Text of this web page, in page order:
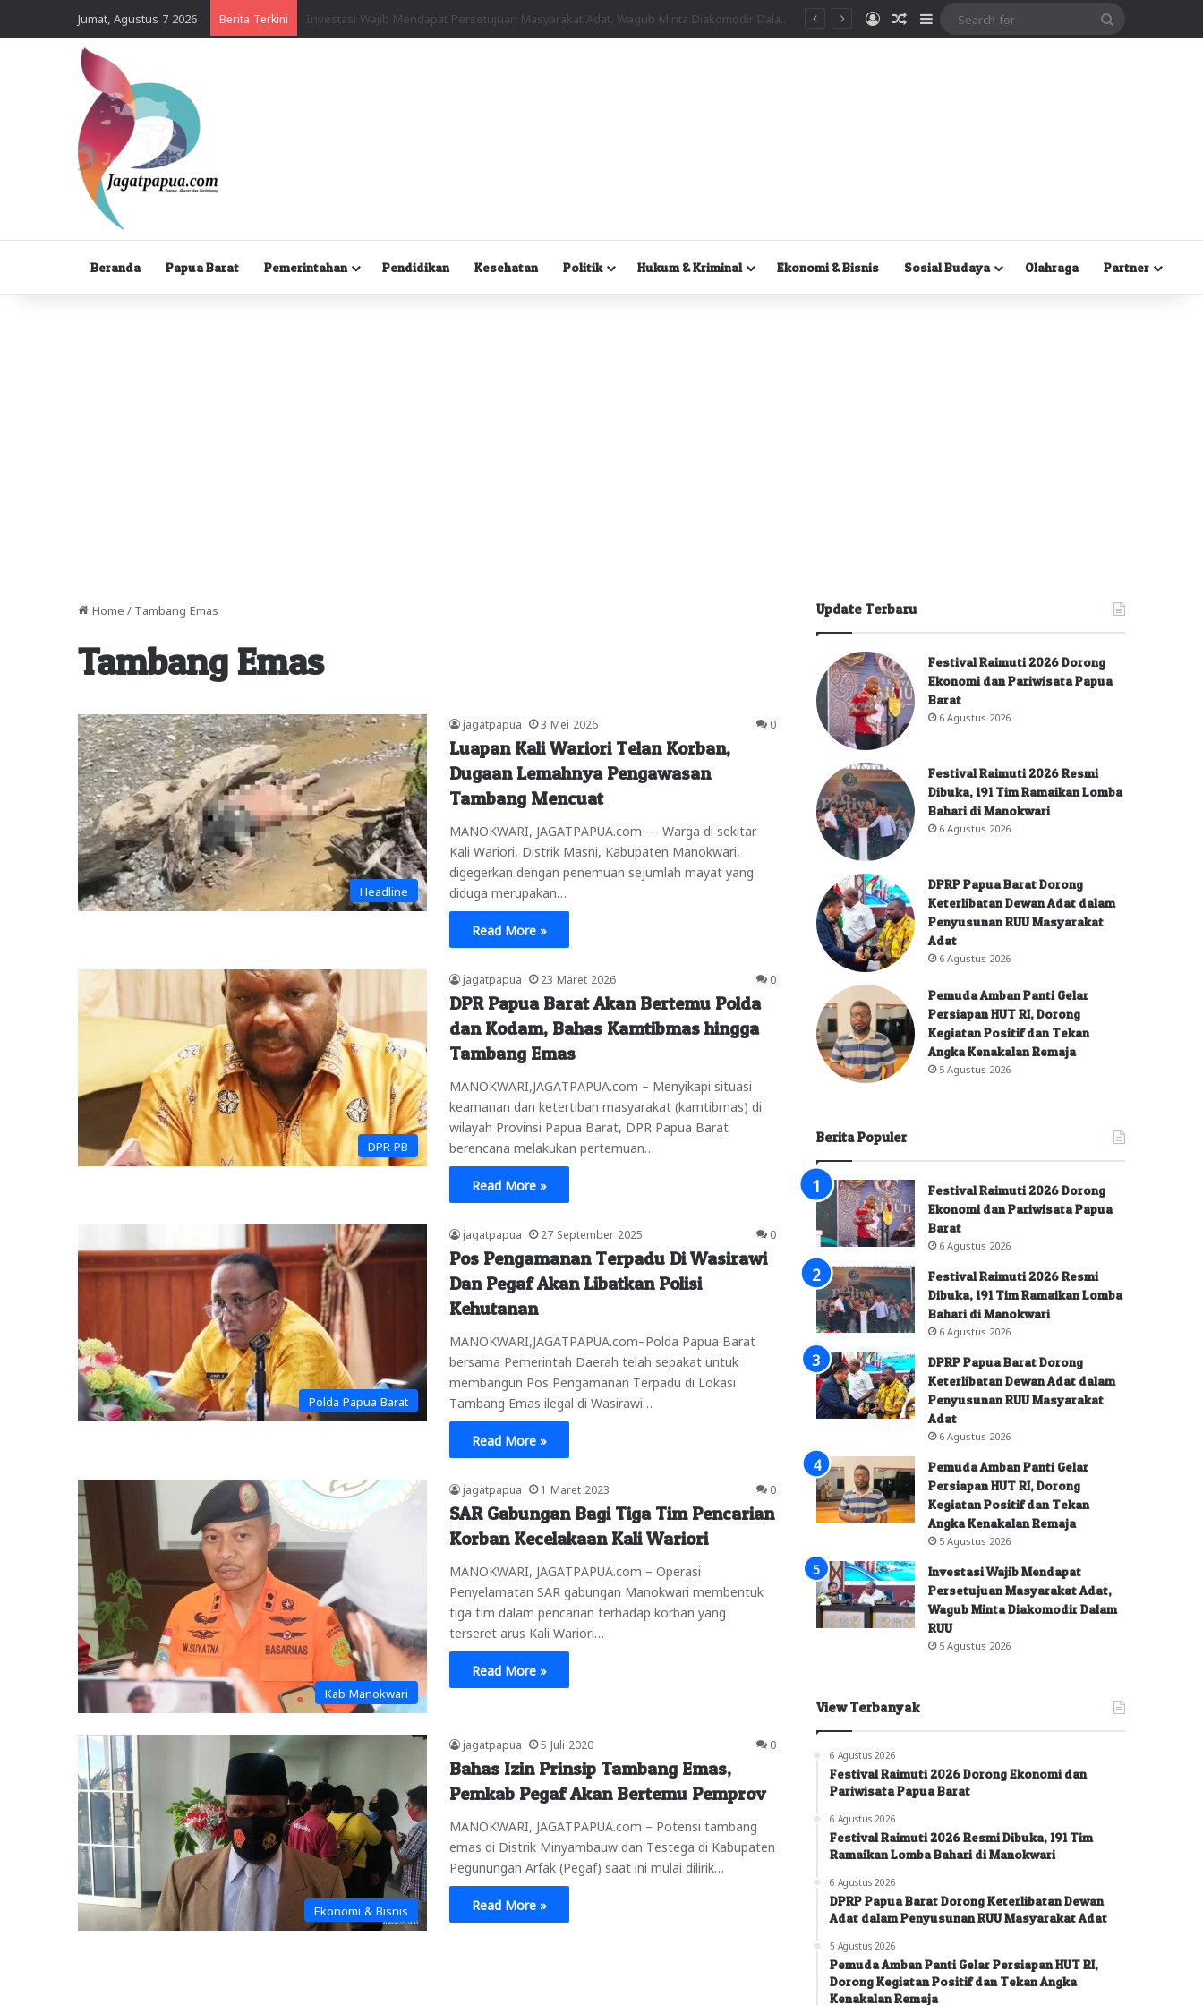
Jumat, Agustus 7 2026 Berita Terkini MasukRandom Article
Sidebar
Beranda Papua Barat Pemerintahan Pendidikan Kesehatan Politik Hukum & Kriminal Ekonomi & Bisnis Sosial Budaya Olahraga Partner
Home / Tambang Emas
Tambang Emas
Headline
jagatpapua 3 Mei 2026 0
Luapan Kali Wariori Telan Korban,
Dugaan Lemahnya Pengawasan
Tambang Mencuat
MANOKWARI, JAGATPAPUA.com — Warga di sekitar
Kali Wariori, Distrik Masni, Kabupaten Manokwari,
digegerkan dengan penemuan sejumlah mayat yang
diduga merupakan…
Read More »
DPR PB
jagatpapua 23 Maret 2026 0
DPR Papua Barat Akan Bertemu Polda
dan Kodam, Bahas Kamtibmas hingga
Tambang Emas
MANOKWARI,JAGATPAPUA.com – Menyikapi situasi
keamanan dan ketertiban masyarakat (kamtibmas) di
wilayah Provinsi Papua Barat, DPR Papua Barat
berencana melakukan pertemuan…
Read More »
Polda Papua Barat
jagatpapua 27 September 2025 0
Pos Pengamanan Terpadu Di Wasirawi
Dan Pegaf Akan Libatkan Polisi
Kehutanan
MANOKWARI,JAGATPAPUA.com–Polda Papua Barat
bersama Pemerintah Daerah telah sepakat untuk
membangun Pos Pengamanan Terpadu di Lokasi
Tambang Emas ilegal di Wasirawi…
Read More »
Kab Manokwari
jagatpapua 1 Maret 2023 0
SAR Gabungan Bagi Tiga Tim Pencarian
Korban Kecelakaan Kali Wariori
MANOKWARI, JAGATPAPUA.com – Operasi
Penyelamatan SAR gabungan Manokwari membentuk
tiga tim dalam pencarian terhadap korban yang
terseret arus Kali Wariori…
Read More »
Ekonomi & Bisnis
jagatpapua 5 Juli 2020 0
Bahas Izin Prinsip Tambang Emas,
Pemkab Pegaf Akan Bertemu Pemprov
MANOKWARI, JAGATPAPUA.com – Potensi tambang
emas di Distrik Minyambauw dan Testega di Kabupaten
Pegunungan Arfak (Pegaf) saat ini mulai dilirik…
Read More »
Update Terbaru
Festival Raimuti 2026 Dorong
Ekonomi dan Pariwisata Papua
Barat
6 Agustus 2026
Festival Raimuti 2026 Resmi
Dibuka, 191 Tim Ramaikan Lomba
Bahari di Manokwari
6 Agustus 2026
DPRP Papua Barat Dorong
Keterlibatan Dewan Adat dalam
Penyusunan RUU Masyarakat
Adat
6 Agustus 2026
Pemuda Amban Panti Gelar
Persiapan HUT RI, Dorong
Kegiatan Positif dan Tekan
Angka Kenakalan Remaja
5 Agustus 2026
Berita Populer
Festival Raimuti 2026 Dorong
Ekonomi dan Pariwisata Papua
Barat
6 Agustus 2026
Festival Raimuti 2026 Resmi
Dibuka, 191 Tim Ramaikan Lomba
Bahari di Manokwari
6 Agustus 2026
DPRP Papua Barat Dorong
Keterlibatan Dewan Adat dalam
Penyusunan RUU Masyarakat
Adat
6 Agustus 2026
Pemuda Amban Panti Gelar
Persiapan HUT RI, Dorong
Kegiatan Positif dan Tekan
Angka Kenakalan Remaja
5 Agustus 2026
Investasi Wajib Mendapat
Persetujuan Masyarakat Adat,
Wagub Minta Diakomodir Dalam
RUU
5 Agustus 2026
View Terbanyak
6 Agustus 2026
Festival Raimuti 2026 Dorong Ekonomi dan
Pariwisata Papua Barat
6 Agustus 2026
Festival Raimuti 2026 Resmi Dibuka, 191 Tim
Ramaikan Lomba Bahari di Manokwari
6 Agustus 2026
DPRP Papua Barat Dorong Keterlibatan Dewan
Adat dalam Penyusunan RUU Masyarakat Adat
5 Agustus 2026
Pemuda Amban Panti Gelar Persiapan HUT RI,
Dorong Kegiatan Positif dan Tekan Angka
Kenakalan Remaja